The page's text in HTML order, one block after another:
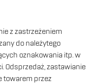
z zastrzeżeniem
do należytego
oznakowania itp. w
Odsprzedaż, zastawianie
towarem przez